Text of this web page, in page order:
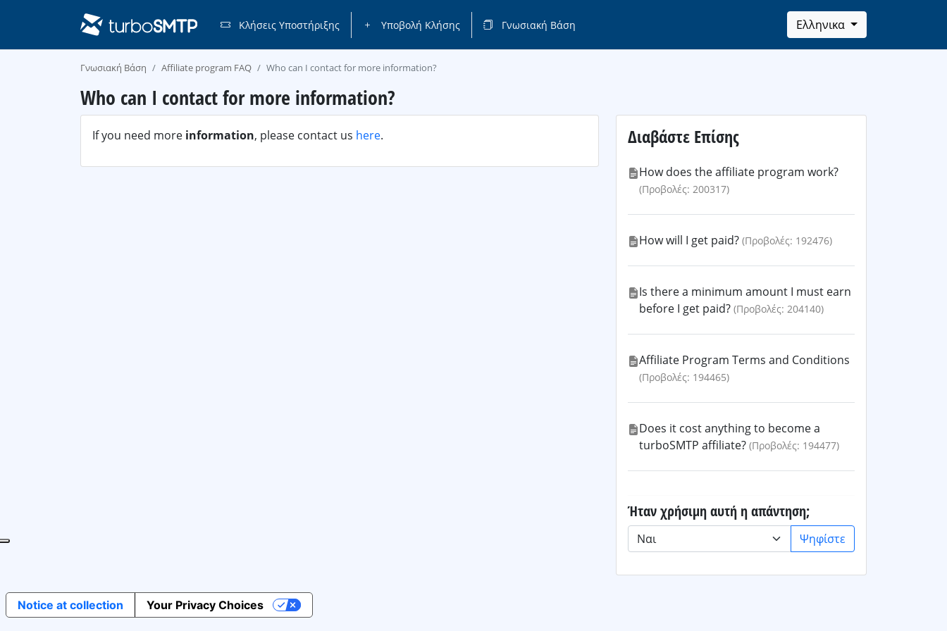
Κλήσεις Υποστήριξης Υποβολή Κλήσης Γνωσιακή Βάση Ελληνικα
Γνωσιακή Βάση Affiliate program FAQ Who can I contact for more information?
Who can I contact for more information?
If you need more information, please contact us here. Διαβάστε Επίσης
How does the affiliate program work?
(Προβολές: 200317)
How will I get paid? (Προβολές: 192476)
Is there a minimum amount I must earn
before I get paid? (Προβολές: 204140)
Affiliate Program Terms and Conditions
(Προβολές: 194465)
Does it cost anything to become a
turboSMTP affiliate? (Προβολές: 194477)
Ήταν χρήσιμη αυτή η απάντηση;
Ψηφίστε
Notice at collection Your Privacy Choices